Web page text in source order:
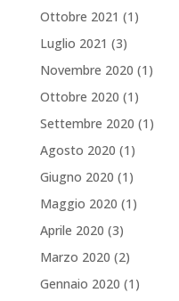
Ottobre 2021 (1)
Luglio 2021 (3)
Novembre 2020 (1)
Ottobre 2020 (1)
Settembre 2020 (1)
Agosto 2020 (1)
Giugno 2020 (1)
Maggio 2020 (1)
Aprile 2020 (3)
Marzo 2020 (2)
Gennaio 2020 (1)